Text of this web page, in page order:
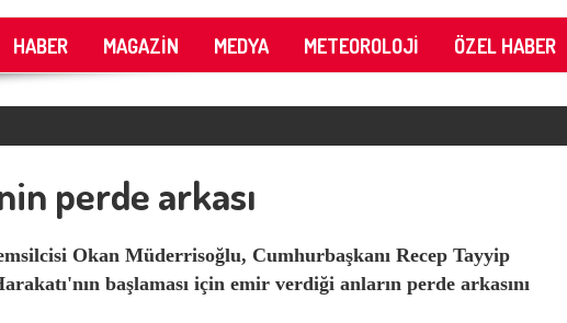
HABER MAGAZİN MEDYA METEOROLOJİ ÖZEL HABER
perde arkası
Okan Müderrisoğlu, Cumhurbaşkanı Recep Tayyip
başlaması için emir verdiği anların perde arkasını